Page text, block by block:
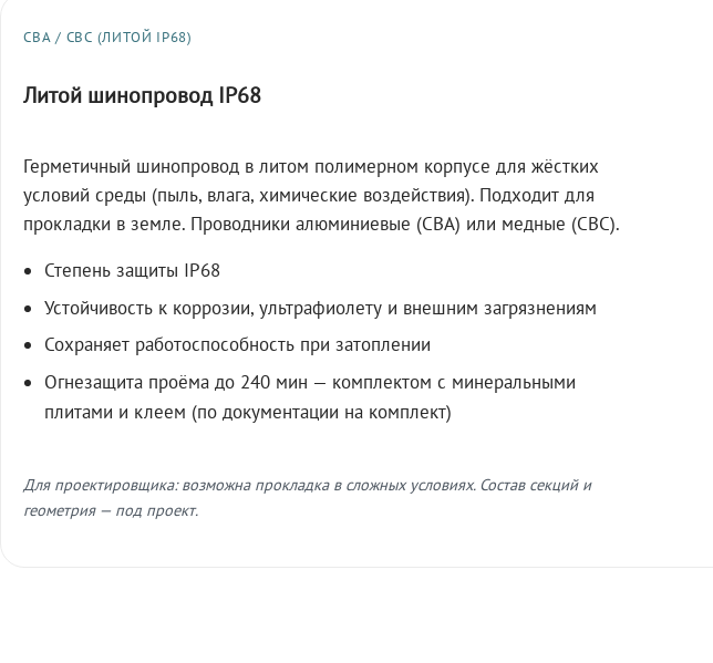
СВА / СВС (ЛИТОЙ IP68)
Литой шинопровод IP68
Герметичный шинопровод в литом полимерном корпусе для жёстких
условий среды (пыль, влага, химические воздействия). Подходит для
прокладки в земле. Проводники алюминиевые (СВА) или медные (СВС).
Степень защиты IP68
Устойчивость к коррозии, ультрафиолету и внешним загрязнениям
Сохраняет работоспособность при затоплении
Огнезащита проёма до 240 мин — комплектом с минеральными
плитами и клеем (по документации на комплект)
Для проектировщика: возможна прокладка в сложных условиях. Состав секций и
геометрия — под проект.